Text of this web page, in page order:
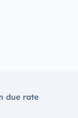
due rate